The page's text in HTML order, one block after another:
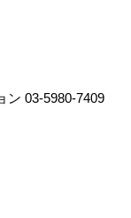
5980-7409